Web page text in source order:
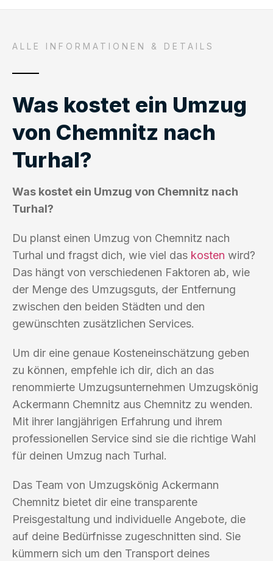
ALLE INFORMATIONEN & DETAILS
Was kostet ein Umzug
von Chemnitz nach
Turhal?
Was kostet ein Umzug von Chemnitz nach
Turhal?
Du planst einen Umzug von Chemnitz nach
Turhal und fragst dich, wie viel das kosten wird?
Das hängt von verschiedenen Faktoren ab, wie
der Menge des Umzugsguts, der Entfernung
zwischen den beiden Städten und den
gewünschten zusätzlichen Services.
Um dir eine genaue Kosteneinschätzung geben
zu können, empfehle ich dir, dich an das
renommierte Umzugsunternehmen Umzugskönig
Ackermann Chemnitz aus Chemnitz zu wenden.
Mit ihrer langjährigen Erfahrung und ihrem
professionellen Service sind sie die richtige Wahl
für deinen Umzug nach Turhal.
Das Team von Umzugskönig Ackermann
Chemnitz bietet dir eine transparente
Preisgestaltung und individuelle Angebote, die
auf deine Bedürfnisse zugeschnitten sind. Sie
kümmern sich um den Transport deines